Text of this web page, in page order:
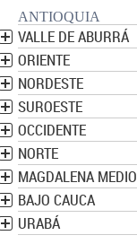
ANTIOQUIA
VALLE DE ABURRÁ
ORIENTE
NORDESTE
SUROESTE
OCCIDENTE
NORTE
MAGDALENA MEDIO
BAJO CAUCA
URABÁ